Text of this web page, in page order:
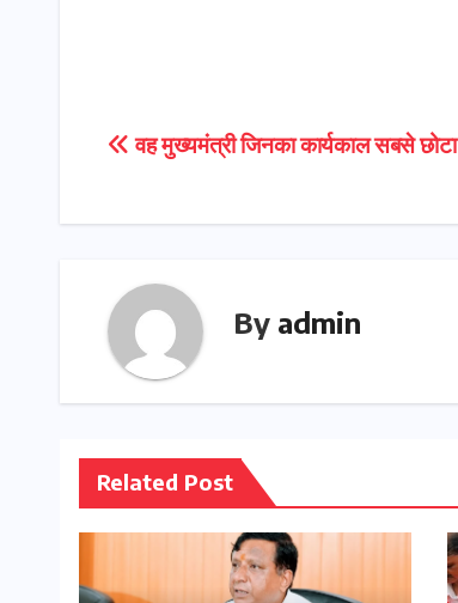
Post
वह मुख्यमंत्री जिनका कार्यकाल सबसे छोटा
By admin
Related Post